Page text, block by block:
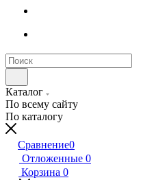
Каталог
По всему сайту
По каталогу
Сравнение0
Отложенные 0
Корзина 0